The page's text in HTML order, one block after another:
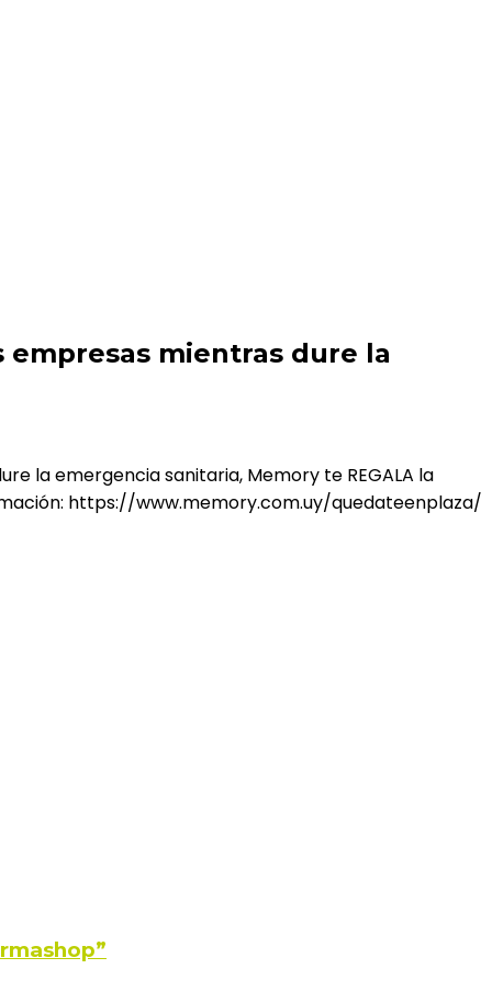
empresas mientras dure la
la emergencia sanitaria, Memory te REGALA la
https://www.memory.com.uy/quedateenplaza/